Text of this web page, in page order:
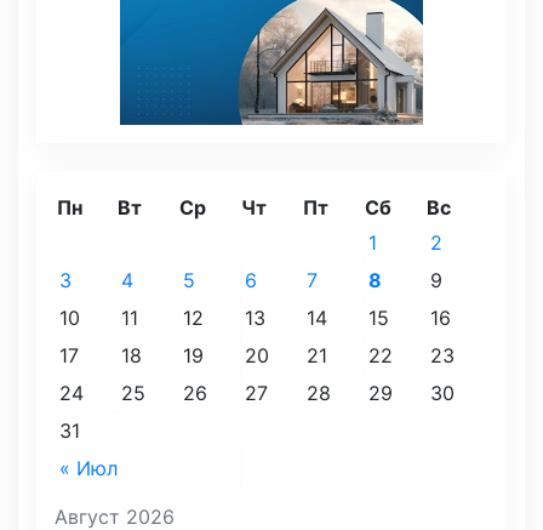
Август 2026
Пн Вт Ср Чт Пт Сб Вс
« Июл
1
2
3
4 5 6 7 8
9
10
11 12 13 14 15
16
17
18 19 20 21 22
23
24
25 26 27 28 29
30
31